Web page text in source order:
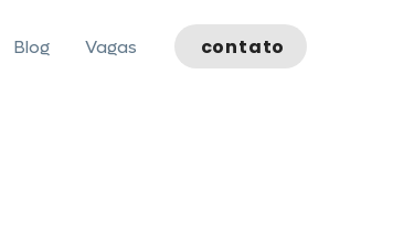
Blog Vagas contato